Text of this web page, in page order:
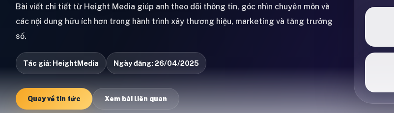
Bài viết chi tiết từ Height Media giúp anh theo dõi thông tin, góc nhìn chuyên môn và
các nội dung hữu ích hơn trong hành trình xây thương hiệu, marketing và tăng trưởng
số.
Tác giả: HeightMedia Ngày đăng: 26/04/2025
Quay về tin tức Xem bài liên quan